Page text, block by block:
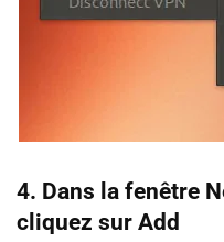
4. Dans la fenêtre
cliquez sur Add